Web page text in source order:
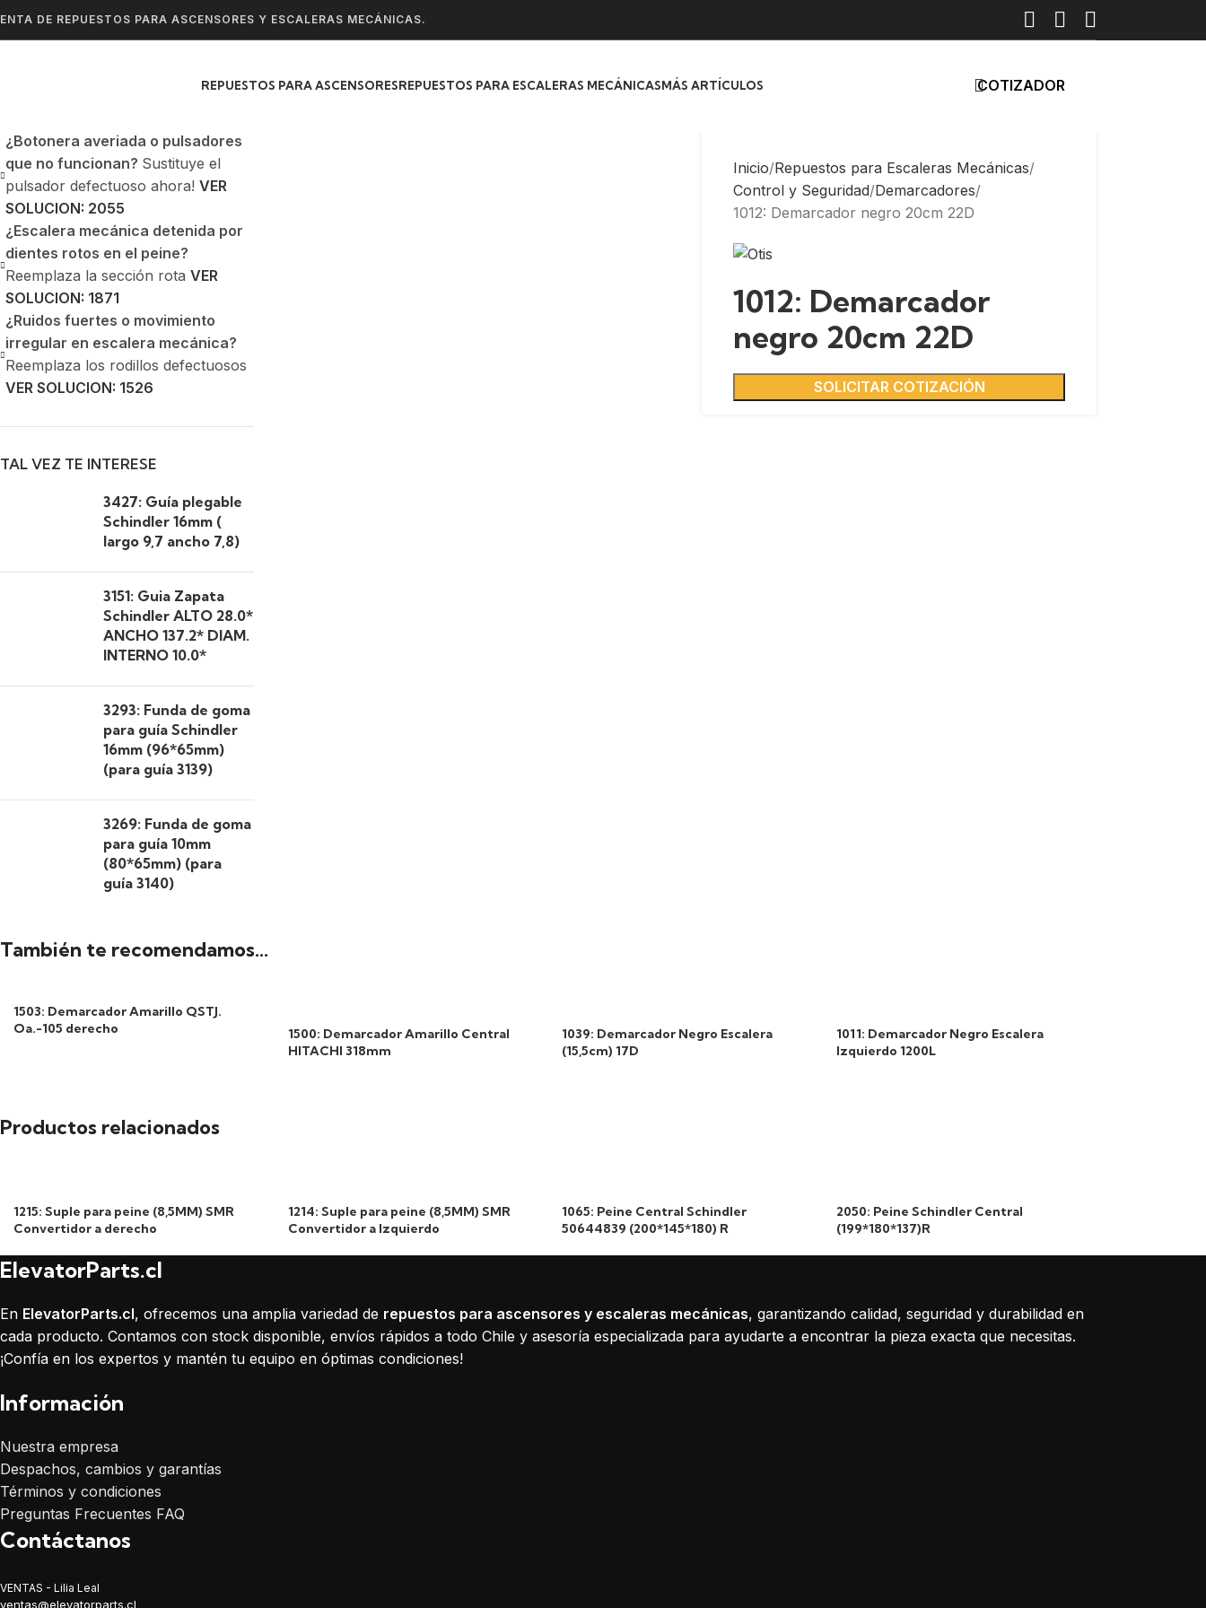
DE REPUESTOS PARA ASCENSORES Y ESCALERAS MECÁNICAS.
REPUESTOS PARA ASCENSORESREPUESTOS PARA ESCALERAS MECÁNICASMÁS ARTÍCULOS COTIZADOR
¿Botonera averiada o pulsadores
que no funcionan? Sustituye el
pulsador defectuoso ahora! VER
SOLUCION: 2055
¿Escalera mecánica detenida por
dientes rotos en el peine?
Reemplaza la sección rota VER
SOLUCION: 1871
¿Ruidos fuertes o movimiento
irregular en escalera mecánica?
Reemplaza los rodillos defectuosos
VER SOLUCION: 1526
TAL VEZ TE INTERESE
3427: Guía plegable
Schindler 16mm (
largo 9,7 ancho 7,8)
3151: Guia Zapata
Schindler ALTO 28.0*
ANCHO 137.2* DIAM.
INTERNO 10.0*
3293: Funda de goma
para guía Schindler
16mm (96*65mm)
(para guía 3139)
3269: Funda de goma
para guía 10mm
(80*65mm) (para
guía 3140)
Inicio Repuestos para Escaleras Mecánicas
Control y Seguridad Demarcadores
1012: Demarcador negro 20cm 22D
1012: Demarcador
negro 20cm 22D
SOLICITAR COTIZACIÓN
También te recomendamos…
1503: Demarcador Amarillo QSTJ.
Oa.-105 derecho
1500: Demarcador Amarillo Central
HITACHI 318mm
1039: Demarcador Negro Escalera
(15,5cm) 17D
1011: Demarcador Negro Escalera
Izquierdo 1200L
Productos relacionados
1215: Suple para peine (8,5MM) SMR
Convertidor a derecho
1214: Suple para peine (8,5MM) SMR
Convertidor a Izquierdo
1065: Peine Central Schindler
50644839 (200*145*180) R
2050: Peine Schindler Central
(199*180*137)R
ElevatorParts.cl
En ElevatorParts.cl, ofrecemos una amplia variedad de repuestos para ascensores y escaleras mecánicas, garantizando calidad, seguridad y durabilidad en
cada producto. Contamos con stock disponible, envíos rápidos a todo Chile y asesoría especializada para ayudarte a encontrar la pieza exacta que necesitas.
¡Confía en los expertos y mantén tu equipo en óptimas condiciones!
Información
Nuestra empresa
Despachos, cambios y garantías
Términos y condiciones
Preguntas Frecuentes FAQ
Contáctanos
VENTAS - Lilia Leal
ventas@elevatorparts.cl